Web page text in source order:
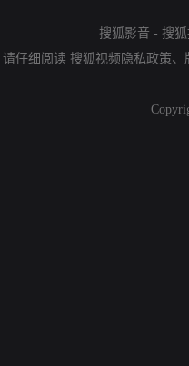
搜狐影音 - 搜
请仔细阅读 搜狐视频隐私政策、